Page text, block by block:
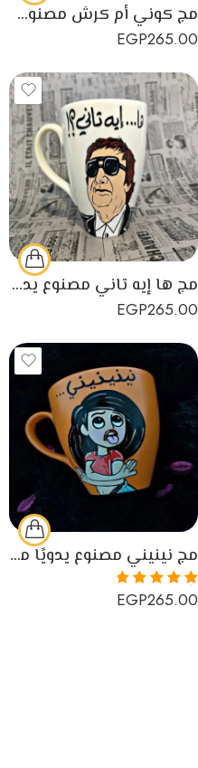
مج كوني أم كرش مصنوع يدويًا من البورسلين
EGP265.00
مج ها إيه تاني مصنوع يدويًا من البورسلين
EGP265.00
مج نينيني مصنوع يدويًا من البورسلين
تم التقييمEGP265.00